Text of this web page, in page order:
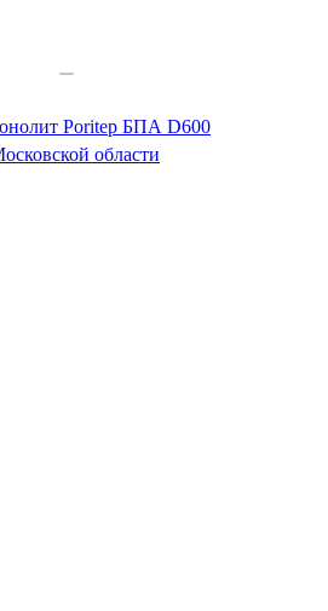
Poritep БПА D600
области